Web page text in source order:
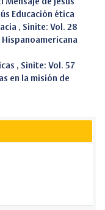
Educación ética
, Sinite: Vol. 28
Hispanoamericana
, Sinite: Vol. 57
en la misión de